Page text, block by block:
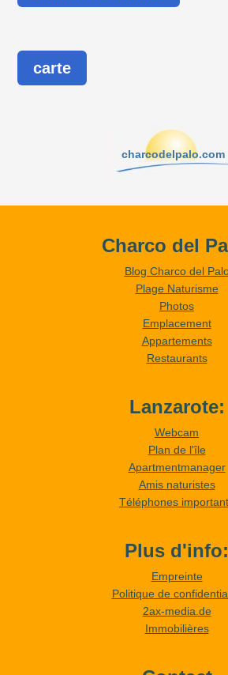
carte
charcodelpalo.com
Charco del
Blog Charco del
Plage Naturisme
Photos
Emplacement
Appartements
Restaurants
Lanzarote:
Webcam
Plan de l'île
Apartmentmanager
Amis naturistes
Téléphones
Plus d'info:
Empreinte
Politique de
2ax-media.de
Immobilières